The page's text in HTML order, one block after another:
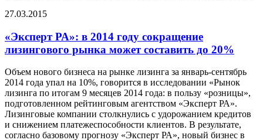
27.03.2015
«Эксперт РА»: в 2014 году сокращение
лизингового рынка может составить до 20%
Объем нового бизнеса на рынке лизинга за январь-сентябрь
2014 года упал на 10%, говорится в исследовании «Рынок
лизинга по итогам 9 месяцев 2014 года: в пользу «розницы»,
подготовленном рейтинговым агентством «Эксперт РА».
Лизинговые компании столкнулись с удорожанием кредитов
и снижением платежеспособности клиентов. В результате,
согласно базовому прогнозу «Эксперт РА», новый бизнес в